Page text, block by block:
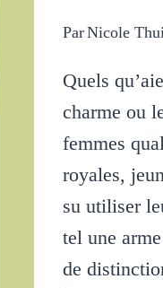
ParNicole
Quels
charme ou
femmes
royales,
su utiliser
tel une
de